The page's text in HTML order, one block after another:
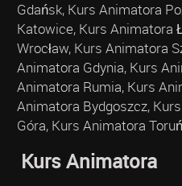
Gdańsk, Kurs Animatora
Katowice, Kurs Animatora
Wrocław, Kurs Animatora
Animatora Gdynia, Kurs
Animatora Rumia, Kurs
Animatora Bydgoszcz,
Góra, Kurs Animatora
Kurs Animatora